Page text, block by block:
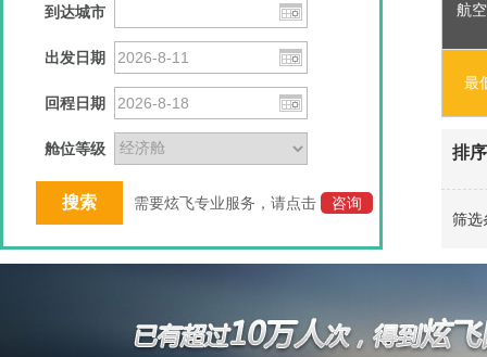
到达城市
出发日期
回程日期
舱位等级
需要炫飞专业服务，请点击 咨询
航
最
南方航空 南方航空
￥
排
筛